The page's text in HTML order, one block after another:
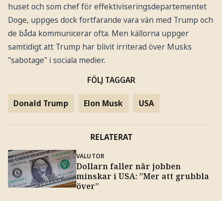
huset och som chef för effektiviseringsdepartementet
Doge, uppges dock fortfarande vara vän med Trump och
de båda kommunicerar ofta. Men källorna uppger
samtidigt att Trump har blivit irriterad över Musks
"sabotage" i sociala medier.
FÖLJ TAGGAR
Donald Trump Elon Musk USA
RELATERAT
VALUTOR
Dollarn faller när jobben
minskar i USA: ”Mer att grubbla
över”